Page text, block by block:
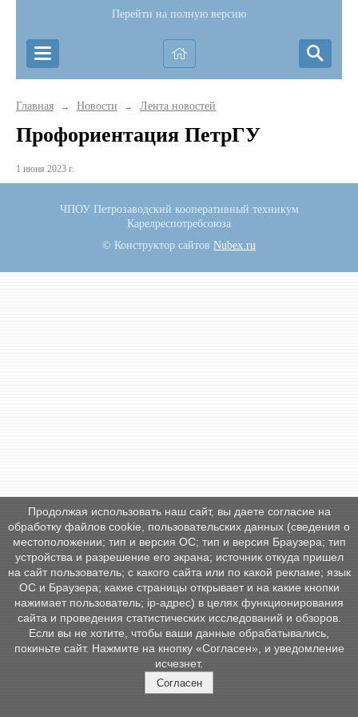
Перейти на полную версию
Главная → Новости → Лента новостей
Профориентация ПетрГУ
1 июня 2023 г.
ЧПОУ Петрозаводский кооперативный техникум
Карелреспотребсоюза
© Конструктор сайтов Nubex.ru
Продолжая использовать наш сайт, вы даете согласие на
обработку файлов cookie, пользовательских данных (сведения о
местоположении; тип и версия ОС; тип и версия Браузера; тип
устройства и разрешение его экрана; источник откуда пришел
на сайт пользователь; с какого сайта или по какой рекламе; язык
ОС и Браузера; какие страницы открывает и на какие кнопки
нажимает пользователь; ip-адрес) в целях функционирования
сайта и проведения статистических исследований и обзоров.
Если вы не хотите, чтобы ваши данные обрабатывались,
покиньте сайт. Нажмите на кнопку «Согласен», и уведомление
исчезнет.
Согласен